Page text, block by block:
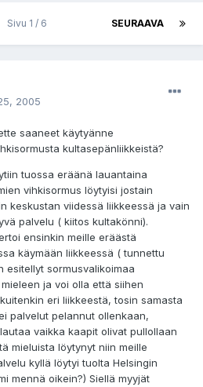
SEURAAVA
Sivu 1 / 6
2005
saaneet käytyänne
kultasepänliikkeistä?
tuossa eräänä lauantaina
vihkisormus löytyisi jostain
keskustan viidessä liikkeessä ja vain
palvelu ( kiitos kultakönni).
ensinkin meille eräästä
käymään liikkeessä ( tunnettu
esitellyt sormusvalikoimaa
ja voi olla että siihen
eri liikkeestä, tosin samasta
palvelut pelannut ollenkaan,
vaikka kaapit olivat pullollaan
mieluista löytynyt niin meille
kyllä löytyi tuolta Helsingin
mennä oikein?) Siellä myyjät